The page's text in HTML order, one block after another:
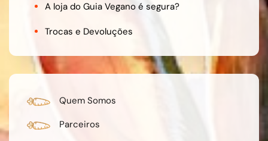
A loja do Guia Vegano é segura?
Trocas e Devoluções
Quem Somos
Parceiros